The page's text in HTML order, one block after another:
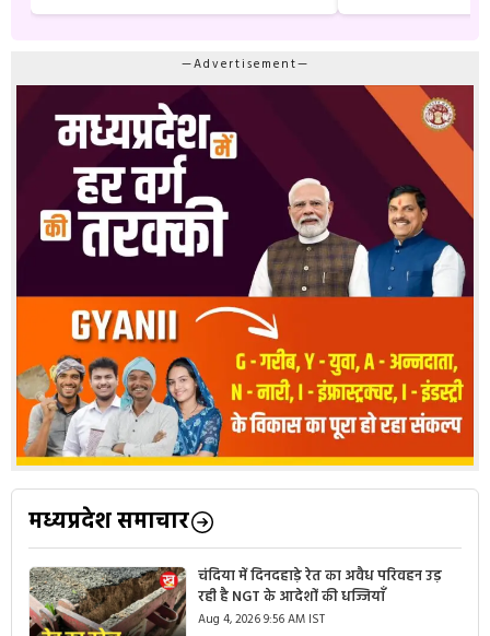
—Advertisement—
मध्यप्रदेश समाचार
चंदिया में दिनदहाड़े रेत का अवैध परिवहन उड़
रही है NGT के आदेशों की धज्जियाँ
Aug 4, 2026 9:56 AM IST